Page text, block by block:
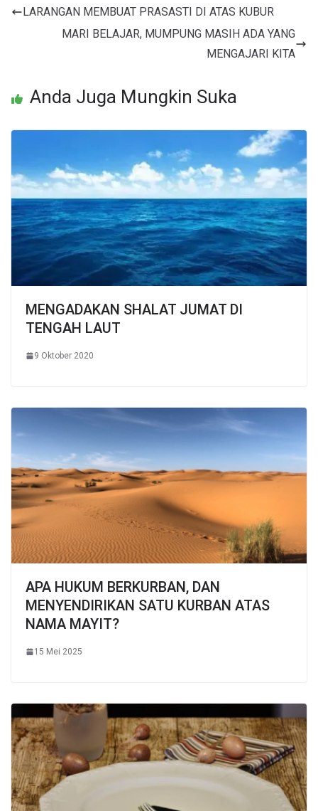
LARANGAN MEMBUAT PRASASTI DI ATAS KUBUR
MARI BELAJAR, MUMPUNG MASIH ADA YANG
MENGAJARI KITA
Anda Juga Mungkin Suka
MENGADAKAN SHALAT JUMAT DI
TENGAH LAUT
9 Oktober 2020
APA HUKUM BERKURBAN, DAN
MENYENDIRIKAN SATU KURBAN ATAS
NAMA MAYIT?
15 Mei 2025